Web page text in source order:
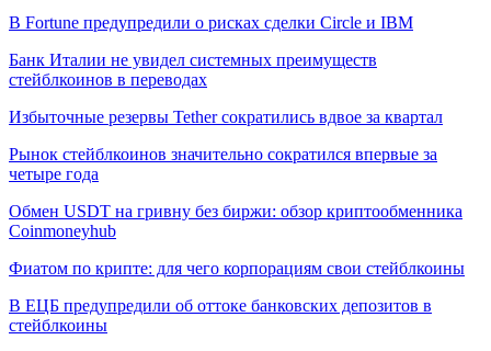
В Fortune предупредили о рисках сделки Circle и IBM
Банк Италии не увидел системных преимуществ
стейблкоинов в переводах
Избыточные резервы Tether сократились вдвое за квартал
Рынок стейблкоинов значительно сократился впервые за
четыре года
Обмен USDT на гривну без биржи: обзор криптообменника
Coinmoneyhub
Фиатом по крипте: для чего корпорациям свои стейблкоины
В ЕЦБ предупредили об оттоке банковских депозитов в
стейблкоины